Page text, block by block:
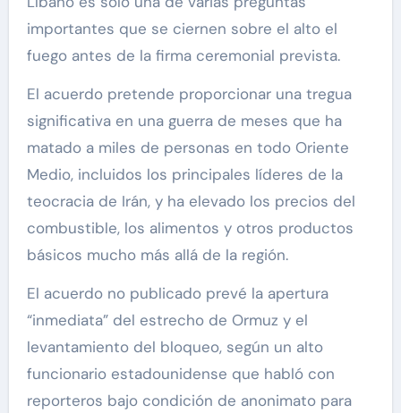
importantes que se ciernen sobre el alto el
fuego antes de la firma ceremonial prevista.
El acuerdo pretende proporcionar una tregua
significativa en una guerra de meses que ha
matado a miles de personas en todo Oriente
Medio, incluidos los principales líderes de la
teocracia de Irán, y ha elevado los precios del
combustible, los alimentos y otros productos
básicos mucho más allá de la región.
El acuerdo no publicado prevé la apertura
“inmediata” del estrecho de Ormuz y el
levantamiento del bloqueo, según un alto
funcionario estadounidense que habló con
reporteros bajo condición de anonimato para